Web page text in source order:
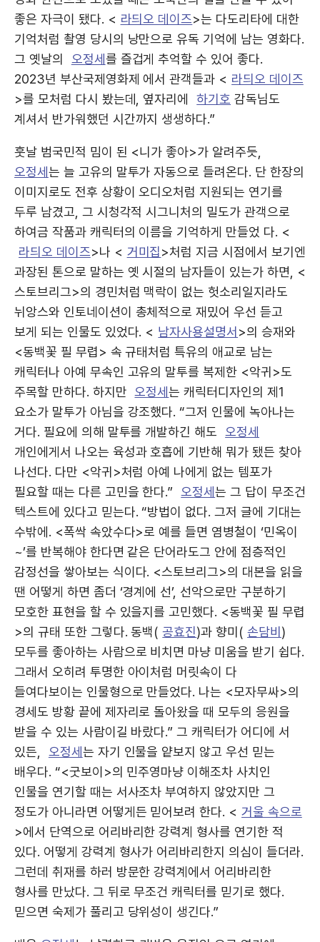
좋은 자극이 됐다. < 라듸오 데이즈>는 다도리타에 대한
기억처럼 촬영 당시의 낭만으로 유독 기억에 남는 영화다.
그 옛날의
오정세 를 즐겁게 추억할 수 있어 좋다.
2023년 부산국제영화제 에서 관객들과 < 라듸오 데이즈
>를 모처럼 다시 봤는데, 옆자리에
하기호 감독님도
계셔서 반가워했던 시간까지 생생하다.”
훗날 범국민적 밈이 된 <니가 좋아>가 알려주듯,
오정세 는 늘 고유의 말투가 자동으로 들려온다. 단 한장의
이미지로도 전후 상황이 오디오처럼 지원되는 연기를
두루 남겼고, 그 시청각적 시그니처의 밀도가 관객으로
하여금 작품과 캐릭터의 이름을 기억하게 만들었 다. <
라듸오 데이즈>나 < 거미집>처럼 지금 시점에서 보기엔
과장된 톤으로 말하는 옛 시절의 남자들이 있는가 하면, <
스토브리그>의 경민처럼 맥락이 없는 헛소리일지라도
뉘앙스와 인토네이션이 총체적으로 재밌어 우선 듣고
보게 되는 인물도 있었다. < 남자사용설명서 >의 승재와
<동백꽃 필 무렵> 속 규태처럼 특유의 애교로 남는
캐릭터나 아예 무속인 고유의 말투를 복제한 <악귀>도
주목할 만하다. 하지만 오정세는 캐릭터디자인의 제1
요소가 말투가 아님을 강조했다. “그저 인물에 녹아나는
거다. 필요에 의해 말투를 개발하긴 해도 오정세
개인에게서 나오는 육성과 호흡에 기반해 뭐가 됐든 찾아
나선다. 다만 <악귀>처럼 아예 나에게 없는 템포가
필요할 때는 다른 고민을 한다.” 오정세는 그 답이 무조건
텍스트에 있다고 믿는다. “방법이 없다. 그저 글에 기대는
수밖에. <폭싹 속았수다>로 예를 들면 염병철이 ‘민옥이
~’를 반복해야 한다면 같은 단어라도그 안에 점층적인
감정선을 쌓아보는 식이다. <스토브리그>의 대본을 읽을
땐 어떻게 하면 좀더 ‘경계에 선’, 선악으로만 구분하기
모호한 표현을 할 수 있을지를 고민했다. <동백꽃 필 무렵
>의 규태 또한 그렇다. 동백( 공효진)과 향미( 손담비 )
모두를 좋아하는 사람으로 비치면 마냥 미움을 받기 쉽다.
그래서 오히려 투명한 아이처럼 머릿속이 다
들여다보이는 인물형으로 만들었다. 나는 <모자무싸>의
경세도 방황 끝에 제자리로 돌아왔을 때 모두의 응원을
받을 수 있는 사람이길 바랐다.” 그 캐릭터가 어디에 서
있든,
오정세 는 자기 인물을 얕보지 않고 우선 믿는
배우다. “<굿보이>의 민주영마냥 이해조차 사치인
인물을 연기할 때는 서사조차 부여하지 않았지만 그
정도가 아니라면 어떻게든 믿어보려 한다. < 거울 속으로
>에서 단역으로 어리바리한 강력계 형사를 연기한 적
있다. 어떻게 강력계 형사가 어리바리한지 의심이 들더라.
그런데 취재를 하러 방문한 강력계에서 어리바리한
형사를 만났다. 그 뒤로 무조건 캐릭터를 믿기로 했다.
믿으면 숙제가 풀리고 당위성이 생긴다.”